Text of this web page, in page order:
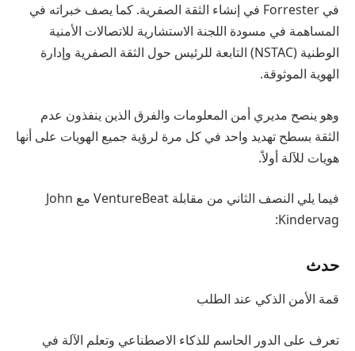
في Forrester في إنشاء الثقة الصفرية. كما يصف خبراته في
المساهمة في مسودة اللجنة الاستشارية للاتصالات الأمنية
الوطنية (NSTAC) التابعة للرئيس حول الثقة الصفرية وإدارة
الهوية الموثوقة.
وهو ينصح مديري أمن المعلومات والفرق الذين ينفذون عدم
الثقة بسطح تهديد واحد في كل مرة لرؤية جميع الهويات على أنها
هويات للآلة أولاً.
فيما يلي النصف الثاني من مقابلة VentureBeat مع John
Kindervag:
حدث
قمة الأمن الذكي عند الطلب
تعرف على الدور الحاسم للذكاء الاصطناعي وتعلم الآلة في